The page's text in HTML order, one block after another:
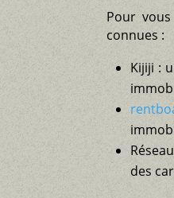
Pour
connues :
Kijiji :
des